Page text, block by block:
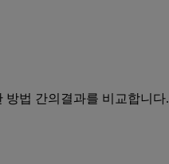
방법 간의결과를 비교합니다.